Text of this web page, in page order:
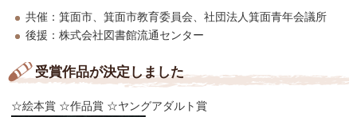
共催：箕面市、箕面市教育委員会、社団法人箕面青年会議所
後援：株式会社図書館流通センター
受賞作品が決定しました
☆絵本賞 ☆作品賞 ☆ヤングアダルト賞